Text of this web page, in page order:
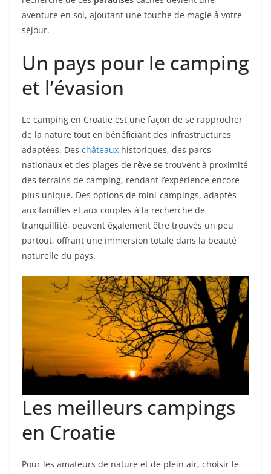
aventure en soi, ajoutant une touche de magie à votre
séjour.
Un pays pour le camping
et l’évasion
Le camping en Croatie est une façon de se rapprocher
de la nature tout en bénéficiant des infrastructures
adaptées. Des châteaux historiques, des parcs
nationaux et des plages de rêve se trouvent à proximité
des terrains de camping, rendant l’expérience encore
plus unique. Des options de mini-campings, adaptés
aux familles et aux couples à la recherche de
tranquillité, peuvent également être trouvés un peu
partout, offrant une immersion totale dans la beauté
naturelle du pays.
Les meilleurs campings
en Croatie
Pour les amateurs de nature et de plein air, choisir le